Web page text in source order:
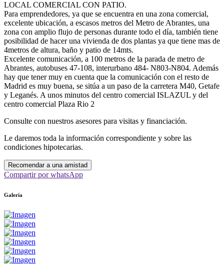
LOCAL COMERCIAL CON PATIO.
Para emprendedores, ya que se encuentra en una zona comercial,
excelente ubicación, a escasos metros del Metro de Abrantes, una
zona con amplio flujo de personas durante todo el día, también tiene
posibilidad de hacer una vivienda de dos plantas ya que tiene mas de
4metros de altura, baño y patio de 14mts.
Excelente comunicación, a 100 metros de la parada de metro de
Abrantes, autobuses 47-108, interurbano 484- N803-N804. Además
hay que tener muy en cuenta que la comunicación con el resto de
Madrid es muy buena, se sitúa a un paso de la carretera M40, Getafe
y Leganés. A unos minutos del centro comercial ISLAZUL y del
centro comercial Plaza Rio 2
Consulte con nuestros asesores para visitas y financiación.
Le daremos toda la información correspondiente y sobre las
condiciones hipotecarias.
Recomendar a una amistad
Compartir por whatsApp
Galería